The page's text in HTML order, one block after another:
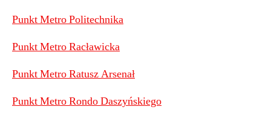
Punkt Metro Politechnika
Punkt Metro Racławicka
Punkt Metro Ratusz Arsenał
Punkt Metro Rondo Daszyńskiego